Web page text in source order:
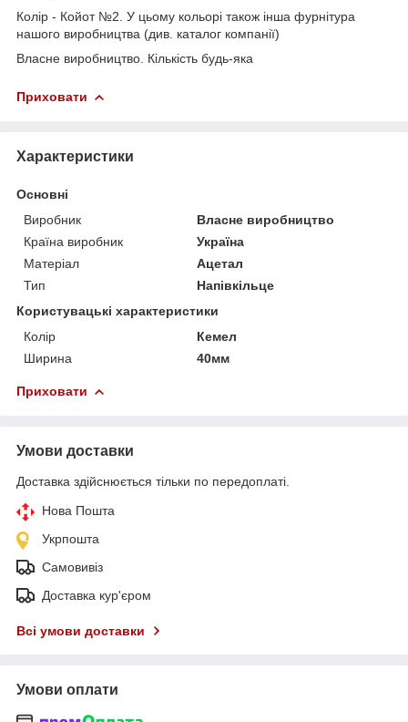
Колір - Койот №2. У цьому кольорі також інша фурнітура
нашого виробництва (див. каталог компанії)
Власне виробництво. Кількість будь-яка
Приховати
Характеристики
Основні
Виробник
Власне виробництво
Країна виробник
Україна
Матеріал
Ацетал
Тип
Напівкільце
Користувацькi характеристики
Колір
Кемел
Ширина
40мм
Приховати
Умови доставки
Доставка здійснюється тільки по передоплаті.
Нова Пошта
Укрпошта
Самовивіз
Доставка кур'єром
Всі умови доставки
Умови оплати